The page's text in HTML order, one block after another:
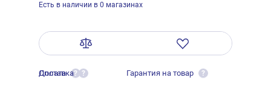
Есть в наличии в 0 магазинах
Оплата ?
Доставка ? Гарантия на товар ?